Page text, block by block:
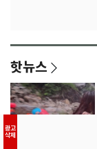
핫뉴스
광고
삭제